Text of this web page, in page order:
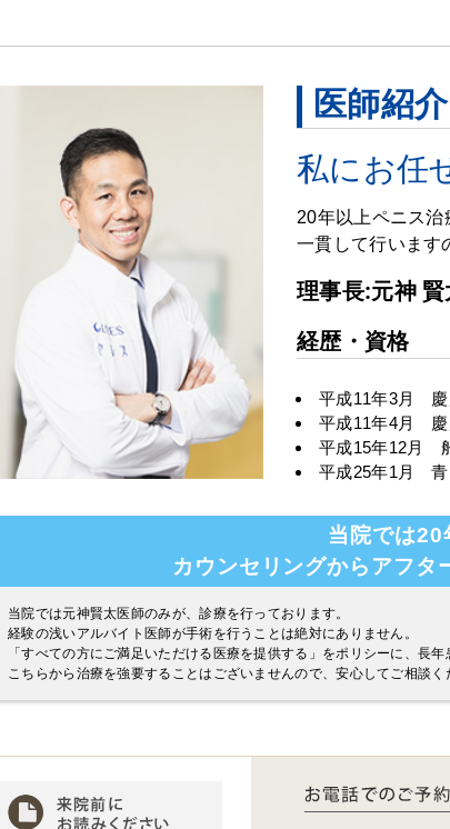
医師紹介
私にお任
20年以上ペニス
一貫して行います
理事長:元神 賢
経歴・資格
平成11年3月 慶
平成11年4月 慶
平成15年12月
平成25年1月
当院では20
カウンセリングからアフタ
当院では元神賢太医師のみが、診療を行っております。
経験の浅いアルバイト医師が手術を行うことは絶対にありません。
「すべての方にご満足いただける医療を提供する」をポリシーに、長年
こちらから治療を強要することはございませんので、安心してご相談く